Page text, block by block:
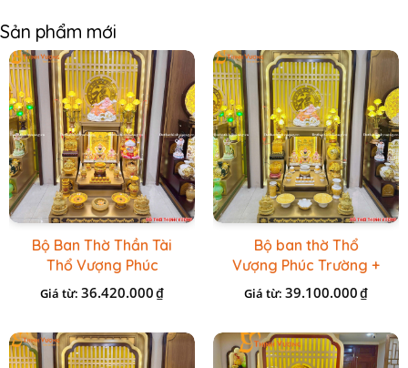
Sản phẩm mới
Bộ Ban Thờ Thần Tài
Thổ Vượng Phúc
Trường + Bộ Đồ Sứ
Cao Cấp Gấm Vàng
Giá từ: 36.420.000₫
Bộ ban thờ Thổ
Vượng Phúc Trường +
Đồ Sứ Vàng Đá Cao
Giá từ: 39.100.000₫